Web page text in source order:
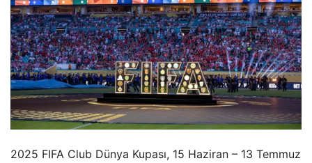
2025 FIFA Club Dünya Kupası, 15 Haziran – 13 Temmuz